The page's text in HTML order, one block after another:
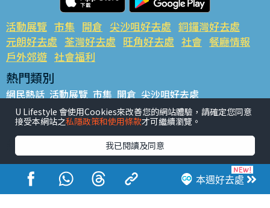
本週好去處
活動展覽 市集 開倉 尖沙咀好去處 銅鑼灣好去處
元朗好去處 荃灣好去處 旺角好去處 社會 餐廳情報
戶外郊遊 社會福利
熱門類別
網民熱話 活動展覽 市集 開倉 尖沙咀好去處
銅鑼灣好去處 元朗好去處 荃灣好去處 旺角好去處 社會
餐廳情報 戶外郊遊
熱門標籤
#UGO搵好去處 #人氣活動推介 #美食社群熱話
#親子玩樂好去處
#ULifestyle應用程式
#限時搶
#UJetso禮物放送
#ULifestyle商戶中心 #著數 #網絡熱話
U Lifestyle 會使用Cookies來改善您的網站體驗，請確定您同意
接受本網站之私隱政策和使用條款才可繼續瀏覽。
我已閱讀及同意